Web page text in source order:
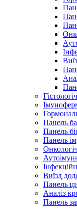
Панель
Панель
Панель
Виїзд
Панель
Аналіз
Панель